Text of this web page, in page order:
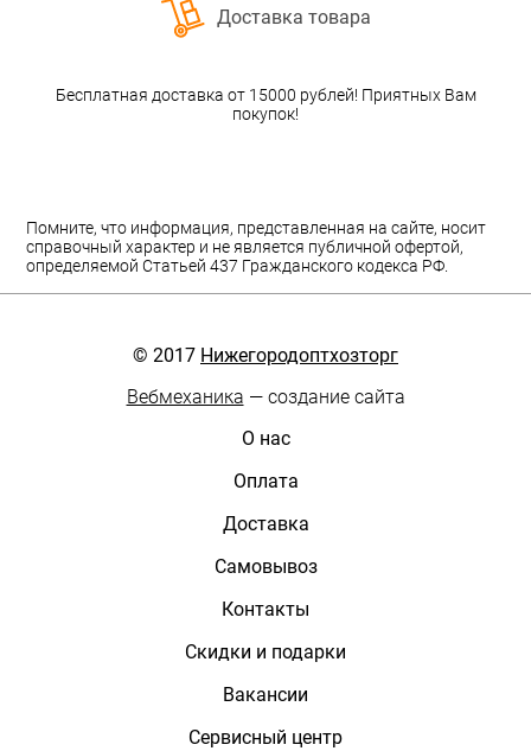
Доставка товара
Бесплатная доставка от 15000 рублей! Приятных Вам
покупок!
Помните, что информация, представленная на сайте, носит
справочный характер и не является публичной офертой,
определяемой Статьей 437 Гражданского кодекса РФ.
© 2017 Нижегородоптхозторг
Вебмеханика — создание сайта
О нас
Оплата
Доставка
Самовывоз
Контакты
Скидки и подарки
Вакансии
Сервисный центр